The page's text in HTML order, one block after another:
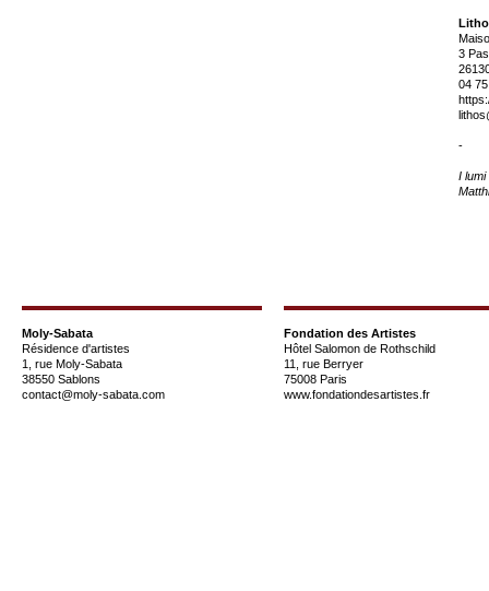
3
04
-
I lumi
Moly-Sabata
Résidence d'artistes
1, rue Moly-Sabata
38550 Sablons
contact@moly-sabata.com
Fondation des Artistes
Hôtel Salomon de Rothschild
11, rue Berryer
75008 Paris
www.fondationdesartistes.fr